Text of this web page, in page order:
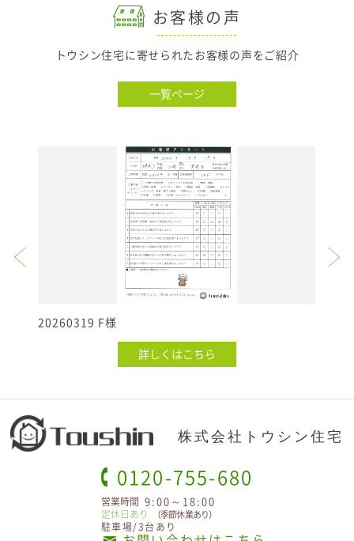
一覧ページ
お客様の声
トウシン住宅に寄せられたお客様の声をご紹介
20260319 F様
詳しくはこちら
株式会社トウシン住宅
0120-755-680
営業時間 9:00～18:00
定休日あり （季節休業あり）
駐車場/3台あり